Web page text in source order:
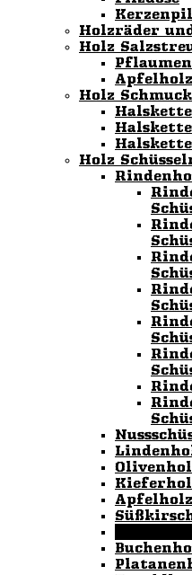
Holzräder
Holz
Holz Schmuck
Holz